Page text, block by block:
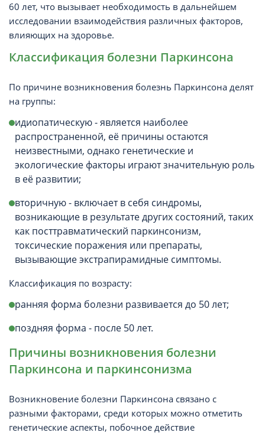
60 лет, что вызывает необходимость в дальнейшем
исследовании взаимодействия различных факторов,
влияющих на здоровье.
Классификация болезни Паркинсона
По причине возникновения болезнь Паркинсона делят
на группы:
идиопатическую - является наиболее
распространенной, её причины остаются
неизвестными, однако генетические и
экологические факторы играют значительную роль
в её развитии;
вторичную - включает в себя синдромы,
возникающие в результате других состояний, таких
как посттравматический паркинсонизм,
токсические поражения или препараты,
вызывающие экстрапирамидные симптомы.
Классификация по возрасту:
ранняя форма болезни развивается до 50 лет;
поздняя форма - после 50 лет.
Причины возникновения болезни
Паркинсона и паркинсонизма
Возникновение болезни Паркинсона связано с
разными факторами, среди которых можно отметить
генетические аспекты, побочное действие